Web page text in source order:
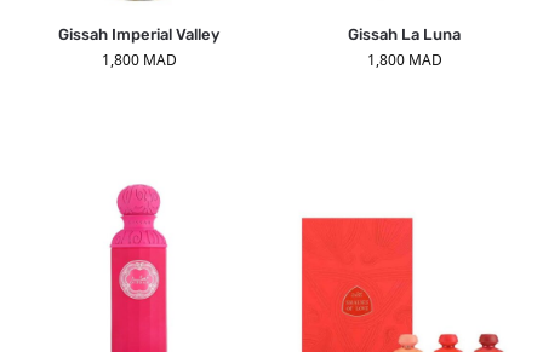
Gissah Imperial Valley
1,800 MAD
Gissah La Luna
1,800 MAD